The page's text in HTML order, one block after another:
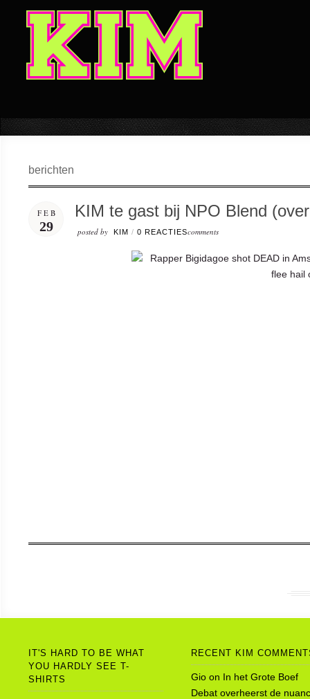
berichten
FEB
29
KIM te gast bij NPO Blend
posted by KIM / 0 REACTIEScomments
IT'S HARD TO BE WHAT
YOU HARDLY SEE T-
SHIRTS
RECENT KIM
Gio on In het Grote Boef
Debat overheerst de